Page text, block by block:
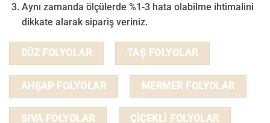
Aynı zamanda ölçülerde %1-3 hata olabilme ihtimalini
dikkate alarak sipariş veriniz.
DÜZ FOLYOLAR TAŞ FOLYOLAR
AHŞAP FOLYOLAR MERMER FOLYOLAR
SIVA FOLYOLAR ÇİÇEKLİ FOLYOLAR